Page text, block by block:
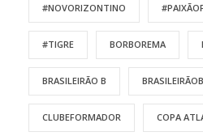
#NOVORIZONTINO
#TIGRE BORBOREMA
BRASILEIRÃO B BRASILEIRÃOB
CLUBEFORMADOR COPA